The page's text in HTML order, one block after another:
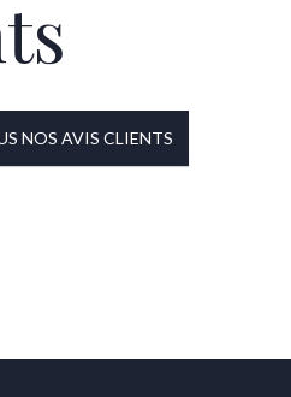
NOS AVIS CLIENTS